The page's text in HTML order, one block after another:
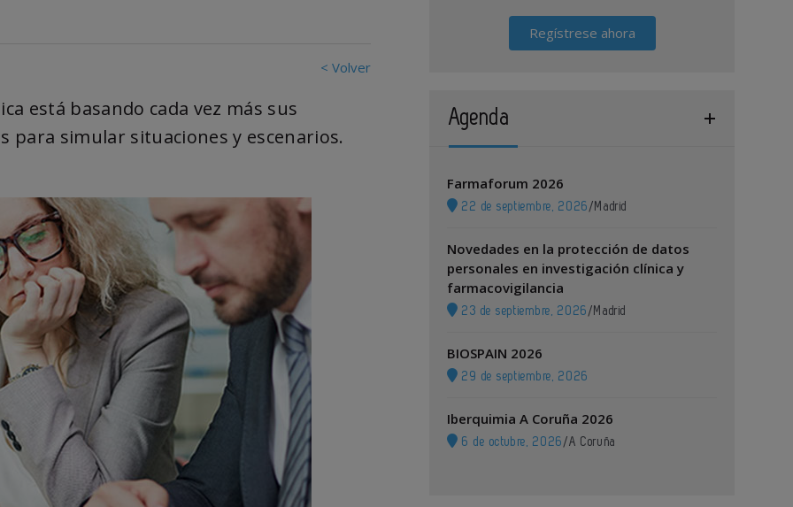
< Volver
está basando cada vez más sus
para simular situaciones y escenarios.
Regístrese ahora
Agenda
Farmaforum 2026
22 de septiembre, 2026 / Madrid
Novedades en la protección de datos
personales en investigación clínica y
farmacovigilancia
23 de septiembre, 2026 / Madrid
BIOSPAIN 2026
29 de septiembre, 2026
Iberquimia A Coruña 2026
6 de octubre, 2026 /A Coruña